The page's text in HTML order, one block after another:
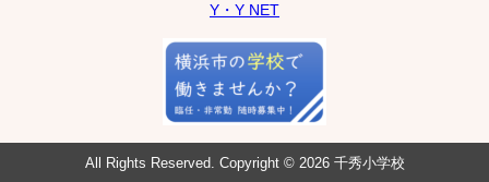
Y・Y NET
All Rights Reserved. Copyright © 2026 千秀小学校